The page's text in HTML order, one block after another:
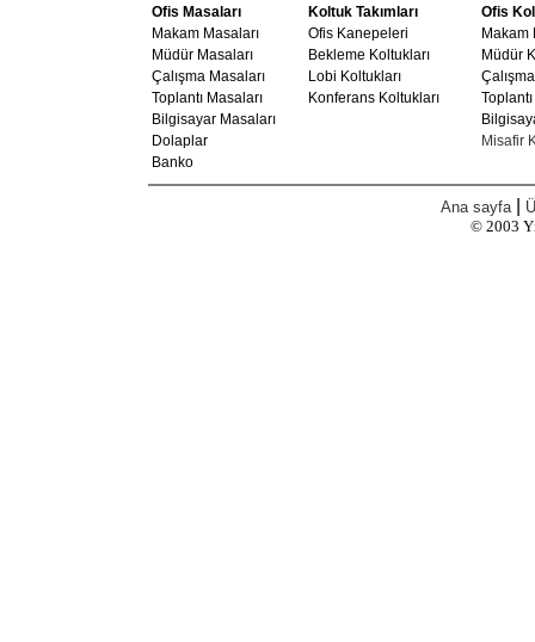
Ofis Masaları
Koltuk Takımları
Ofis
Makam Masaları
Ofis Kanepeleri
Makam
Müdür Masaları
Bekleme Koltukları
Müdür
Çalışma Masaları
Lobi Koltukları
Toplantı Masaları
Konferans Koltukları
Bilgisayar Masaları
Dolaplar
Misafir
Banko
Ana sayfa
© 2003